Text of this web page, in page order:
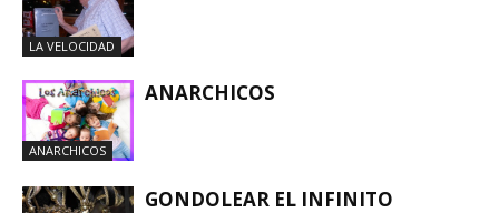
LA VELOCIDAD
ANARCHICOS
ANARCHICOS
GONDOLEAR EL INFINITO